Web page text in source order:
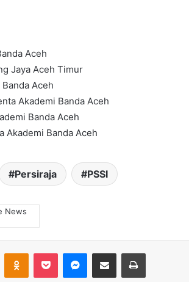
Aceh
Jaya Aceh Timur
Aceh
Akademi Banda Aceh
Banda Aceh
Akademi Banda Aceh
Persiraja PSSI
Odnoklassniki
Pocket Messenger
Share via Email Print